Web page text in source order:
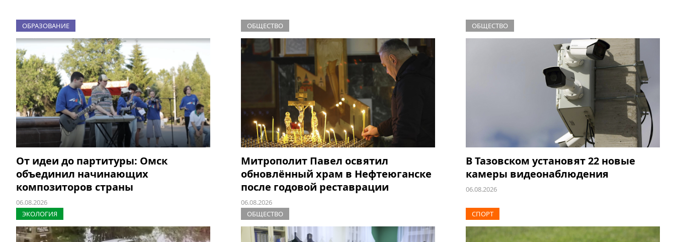
ОБРАЗОВАНИЕ
От идеи до партитуры: Омск
объединил начинающих
композиторов страны
06.08.2026
ОБЩЕСТВО
Митрополит Павел освятил
обновлённый храм в Нефтеюганске
после годовой реставрации
06.08.2026
ОБЩЕСТВО
В Тазовском установят 22 новые
камеры видеонаблюдения
06.08.2026
ЭКОЛОГИЯ ОБЩЕСТВО СПОРТ